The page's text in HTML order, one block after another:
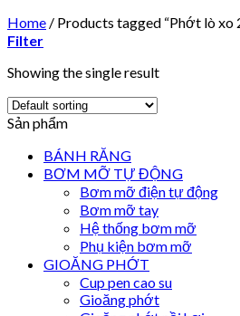
Home / Products tagged “Phớt lò xo
Filter
Showing the single result
Sản phẩm
BÁNH RĂNG
BƠM MỠ TỰ ĐỘNG
Bơm mỡ điện tự động
Bơm mỡ tay
Hệ thống bơm mỡ
Phụ kiện bơm mỡ
GIOĂNG PHỚT
Cup pen cao su
Gioăng phớt